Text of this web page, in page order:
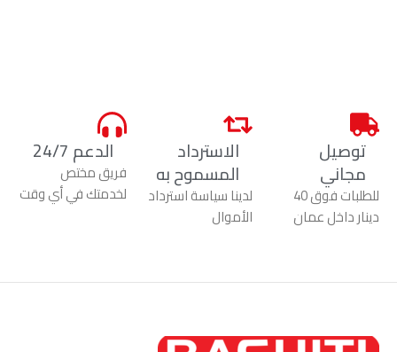
توصيل
مجاني
للطلبات فوق 40
دينار داخل عمان
الاسترداد
المسموح به
لدينا سياسة استرداد
الأموال
الدعم 24/7
فريق مختص
لخدمتك في أي وقت